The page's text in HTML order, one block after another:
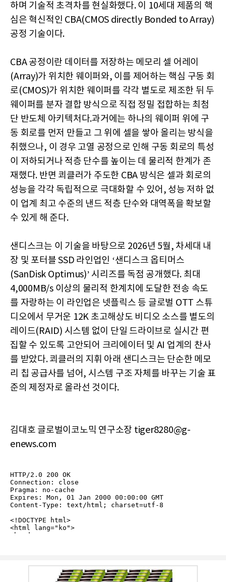
하며 기술적 초격차를 현실화했다. 이 10세대 제품의 핵
심은 혁신적인 CBA(CMOS directly Bonded to Array)
공정 기술이다.
CBA 공정이란 데이터를 저장하는 메모리 셀 어레이
(Array)가 위치한 웨이퍼와, 이를 제어하는 핵심 구동 회
로(CMOS)가 위치한 웨이퍼를 각각 별도로 제조한 뒤 두
웨이퍼를 분자 결합 방식으로 직접 정밀 접합하는 최첨
단 반도체 아키텍처다.과거에는 하나의 웨이퍼 위에 구
동 회로를 먼저 만들고 그 위에 셀을 쌓아 올리는 방식을
취했으나, 이 경우 고열 공정으로 인해 구동 회로의 특성
이 저하되거나 적층 단수를 높이는 데 물리적 한계가 존
재했다. 반면 쾨클러가 주도한 CBA 방식은 셀과 회로의
성능을 각각 독립적으로 극대화할 수 있어, 성능 저하 없
이 업계 최고 수준의 낸드 적층 단수와 대역폭을 확보할
수 있게 해 준다.
샌디스크는 이 기술을 바탕으로 2026년 5월, 차세대 내
장 및 포터블 SSD 라인업인 ‘샌디스크 옵티머스
(SanDisk Optimus)’ 시리즈를 독점 공개했다. 최대
4,000MB/s 이상의 물리적 한계치에 도달한 전송 속도
를 자랑하는 이 라인업은 넷플릭스 등 글로벌 OTT 스튜
디오에서 무거운 12K 초고해상도 비디오 소스를 별도의
레이드(RAID) 시스템 없이 단일 드라이브로 실시간 편
집할 수 있도록 고안되어 크리에이터 및 AI 업계의 찬사
를 받았다. 쾨클러의 지휘 아래 샌디스크는 단순한 메모
리 칩 공급사를 넘어, 시스템 구조 자체를 바꾸는 기술 표
준의 제정자로 올라선 것이다.
김대호 글로벌이코노믹 연구소장 tiger8280@g-
enews.com